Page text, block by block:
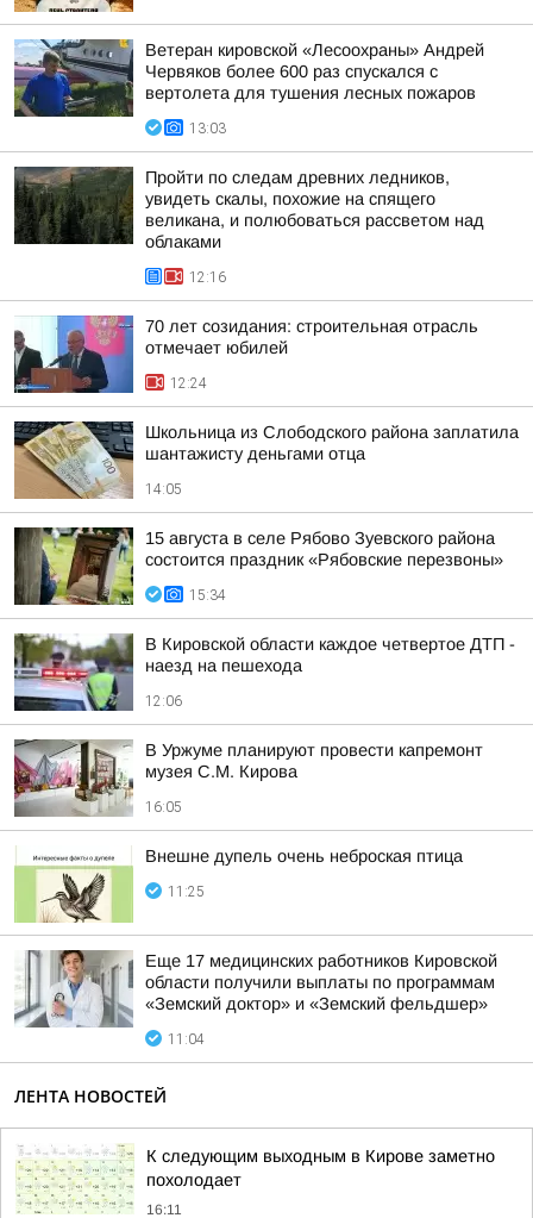
Ветеран кировской «Лесоохраны» Андрей
Червяков более 600 раз спускался с
вертолета для тушения лесных пожаров
13:03
Пройти по следам древних ледников,
увидеть скалы, похожие на спящего
великана, и полюбоваться рассветом над
облаками
12:16
70 лет созидания: строительная отрасль
отмечает юбилей
12:24
Школьница из Слободского района заплатила
шантажисту деньгами отца
14:05
15 августа в селе Рябово Зуевского района
состоится праздник «Рябовские перезвоны»
15:34
В Кировской области каждое четвертое ДТП -
наезд на пешехода
12:06
В Уржуме планируют провести капремонт
музея С.М. Кирова
16:05
Внешне дупель очень неброская птица
11:25
Еще 17 медицинских работников Кировской
области получили выплаты по программам
«Земский доктор» и «Земский фельдшер»
11:04
ЛЕНТА НОВОСТЕЙ
К следующим выходным в Кирове заметно
похолодает
16:11